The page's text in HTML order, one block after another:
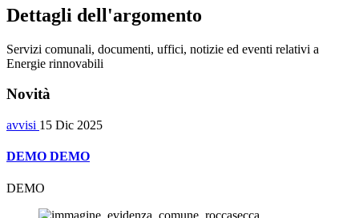
Dettagli dell'argomento
Servizi comunali, documenti, uffici, notizie ed eventi relativi a
Energie rinnovabili
Novità
avvisi 15 Dic 2025
DEMO DEMO
DEMO